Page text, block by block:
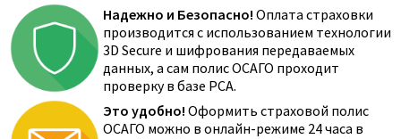
Надежно и Безопасно! Оплата страховки
производится с использованием технологии
3D Secure и шифрования передаваемых
данных, а сам полис ОСАГО проходит
проверку в базе РСА.
Это удобно! Оформить страховой полис
ОСАГО можно в онлайн-режиме 24 часа в